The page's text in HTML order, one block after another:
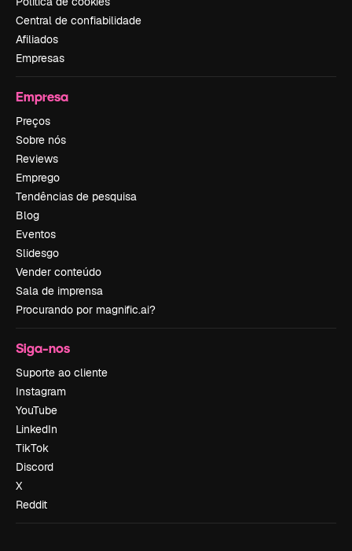
Central de confiabilidade
Afiliados
Empresas
Empresa
Preços
Sobre nós
Reviews
Emprego
Tendências de pesquisa
Blog
Eventos
Slidesgo
Vender conteúdo
Sala de imprensa
Procurando por magnific.ai?
Siga-nos
Suporte ao cliente
Instagram
YouTube
LinkedIn
TikTok
Discord
X
Reddit